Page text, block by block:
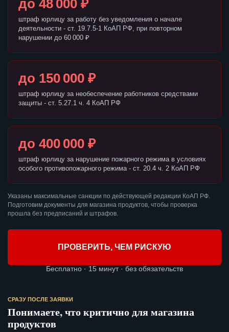
до 48 000 ₽
штраф юрлицу за работу без уведомления о начале
деятельности - ст. 19.7.5-1 КоАП РФ, при повторном
нарушении до 60 000 ₽
до 150 000 ₽
штраф юрлицу за необеспечение работников средствами
защиты - ст. 5.27.1 ч. 4 КоАП РФ
до 400 000 ₽
штраф юрлицу за нарушение пожарного режима в условиях
особого противопожарного режима - ст. 20.4 ч. 2 КоАП РФ
Указаны максимальные санкции по действующей редакции КоАП РФ.
Подготовим документы для магазина продуктов, чтобы проверка
прошла без предписаний и штрафов.
ПРОВЕРИТЬ, ЧЕМ РИСКУЮ
Бесплатно · 15 минут · без обязательств
СРАЗУ ПОСЛЕ ЗАЯВКИ
Понимаете, что критично для магазина
продуктов